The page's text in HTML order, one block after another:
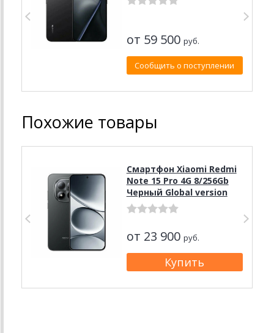
от 59 500 руб.
Сообщить о поступлении
Похожие товары
Смартфон Xiaomi Redmi
Note 15 Pro 4G 8/256Gb
Черный Global version
от 23 900 руб.